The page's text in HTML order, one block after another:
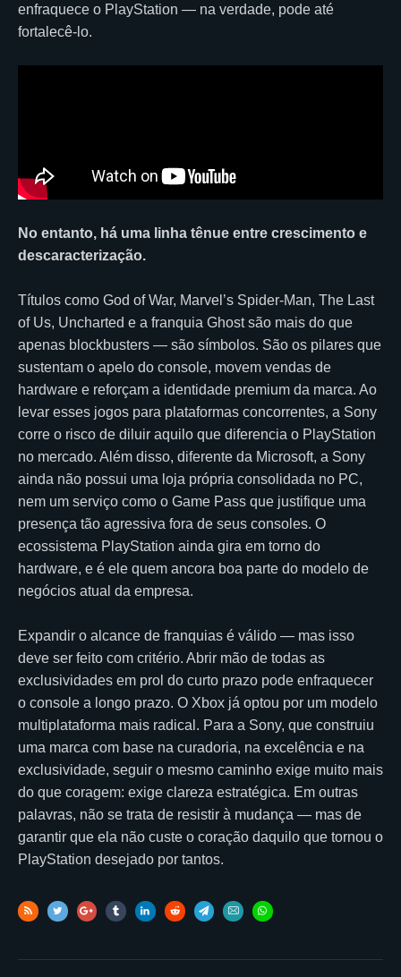
enfraquece o PlayStation — na verdade, pode até
fortalecê-lo.
No entanto, há uma linha tênue entre crescimento e
descaracterização.
Títulos como God of War, Marvel’s Spider-Man, The Last
of Us, Uncharted e a franquia Ghost são mais do que
apenas blockbusters — são símbolos. São os pilares que
sustentam o apelo do console, movem vendas de
hardware e reforçam a identidade premium da marca. Ao
levar esses jogos para plataformas concorrentes, a Sony
corre o risco de diluir aquilo que diferencia o PlayStation
no mercado. Além disso, diferente da Microsoft, a Sony
ainda não possui uma loja própria consolidada no PC,
nem um serviço como o Game Pass que justifique uma
presença tão agressiva fora de seus consoles. O
ecossistema PlayStation ainda gira em torno do
hardware, e é ele quem ancora boa parte do modelo de
negócios atual da empresa.
Expandir o alcance de franquias é válido — mas isso
deve ser feito com critério. Abrir mão de todas as
exclusividades em prol do curto prazo pode enfraquecer
o console a longo prazo. O Xbox já optou por um modelo
multiplataforma mais radical. Para a Sony, que construiu
uma marca com base na curadoria, na excelência e na
exclusividade, seguir o mesmo caminho exige muito mais
do que coragem: exige clareza estratégica. Em outras
palavras, não se trata de resistir à mudança — mas de
garantir que ela não custe o coração daquilo que tornou o
PlayStation desejado por tantos.